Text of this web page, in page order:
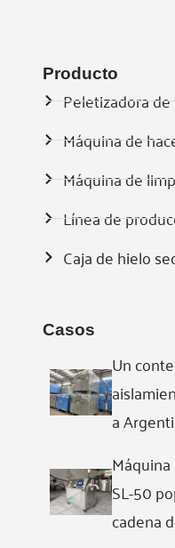
Producto
Peletizadora
Máquina de
Máquina de
Línea de
Caja de hielo
Casos
Un
a
SL-50
cadena